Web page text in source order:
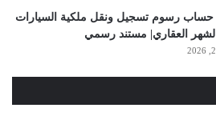
رسوم تسجيل ونقل ملكية السيارات